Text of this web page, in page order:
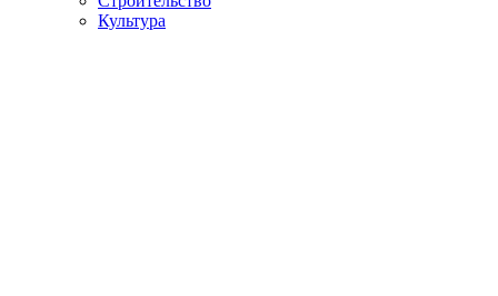
Культура